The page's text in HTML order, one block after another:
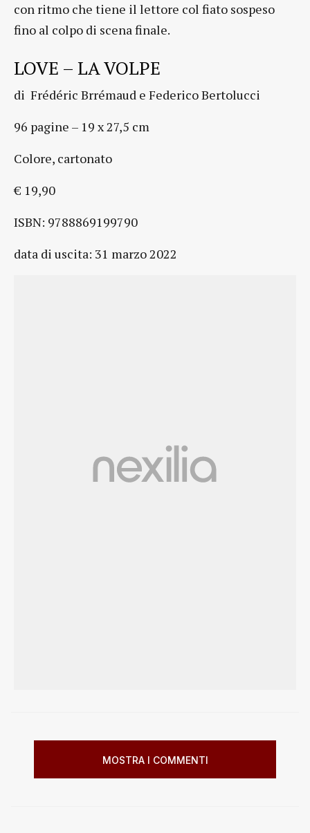
con ritmo che tiene il lettore col fiato sospeso
fino al colpo di scena finale.
LOVE – LA VOLPE
di Frédéric Brrémaud e Federico Bertolucci
96 pagine – 19 x 27,5 cm
Colore, cartonato
€ 19,90
ISBN: 9788869199790
data di uscita: 31 marzo 2022
MOSTRA I COMMENTI